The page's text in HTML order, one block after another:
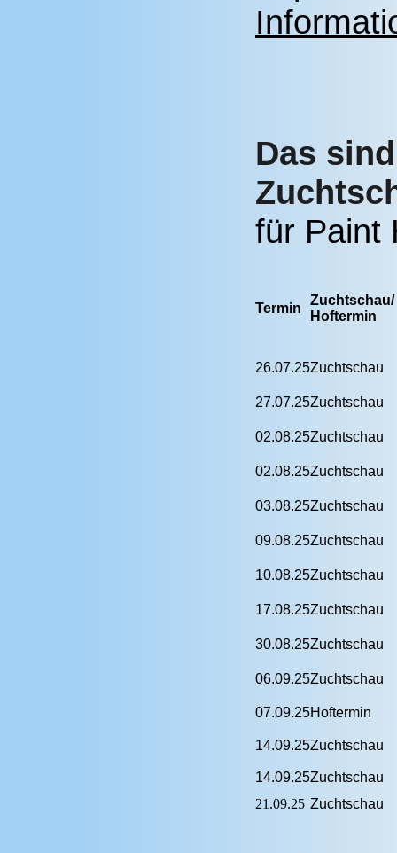
Das
für Paint
Termin
Zuchtschau/
Hoftermin
26.07.25Zuchtschau
27.07.25Zuchtschau
02.08.25Zuchtschau
02.08.25Zuchtschau
03.08.25Zuchtschau
09.08.25Zuchtschau
10.08.25Zuchtschau
17.08.25Zuchtschau
30.08.25Zuchtschau
06.09.25Zuchtschau
07.09.25Hoftermin
14.09.25Zuchtschau
14.09.25Zuchtschau
21.09.25 Zuchtschau